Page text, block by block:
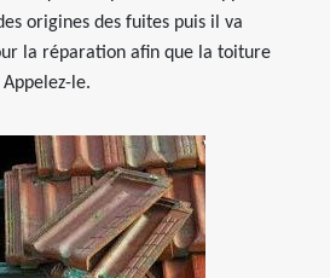
origines des fuites puis il va
la réparation afin que la toiture
le.